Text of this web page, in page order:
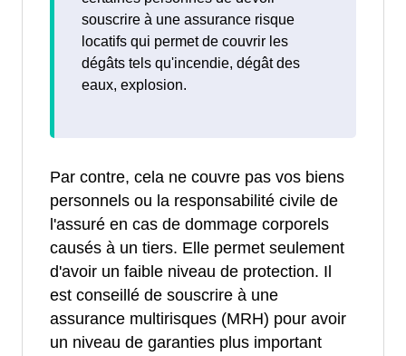
souscrire à une assurance risque
locatifs qui permet de couvrir les
dégâts tels qu'incendie, dégât des
eaux, explosion.
Par contre, cela ne couvre pas vos biens
personnels ou la responsabilité civile de
l'assuré en cas de dommage corporels
causés à un tiers. Elle permet seulement
d'avoir un faible niveau de protection. Il
est conseillé de souscrire à une
assurance multirisques (MRH) pour avoir
un niveau de garanties plus important